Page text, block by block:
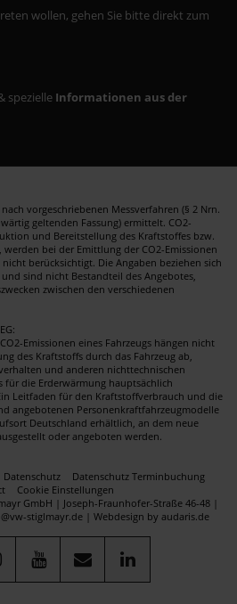
wollen, gehen Sie bitte direkt zum
spezielle Informationen aus der
vorgeschriebenen Messverfahren (§ 2 Nrn.
geltenden Fassung) ermittelt. CO2-
und Bereitstellung des Kraftstoffes bzw.
bei der Emittlung der CO2-Emissionen
berücksichtigt. Die Angaben beziehen sich
sind nicht Bestandteil des Angebotes,
zwischen den verschiedenen
Emissionen eines Fahrzeugs hängen nicht
des Kraftstoffs durch das Fahrzeug ab,
und anderen nichttechnischen
für die Erderwärmung hauptsächlich
Leitfaden für den Kraftstoffverbrauch und die
angebotenen Personenkraftfahrzeugmodelle
Deutschland erhältlich, an dem neue
oder angeboten werden.
Datenschutz
Datenschutz Terminbuchung
Cookie Einstellungen
GmbH | Joseph-Fraunhofer-Straße 46-48 |
stiglmayr.de | Webdesign by audaris.de